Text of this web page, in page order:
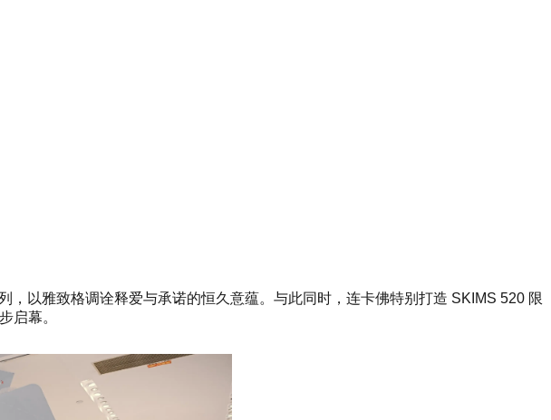
以雅致格调诠释爱与承诺的恒久意蕴。与此同时，连卡佛特别打造 SKIMS 520 限
启幕。